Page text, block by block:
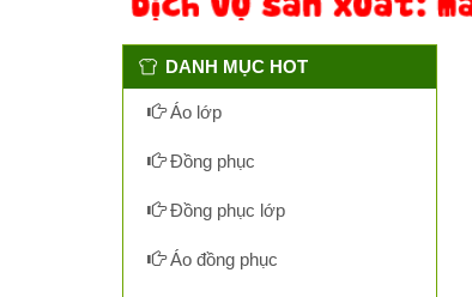
DANH MỤC HOT
Áo lớp
Đồng phục
Đồng phục lớp
Áo đồng phục